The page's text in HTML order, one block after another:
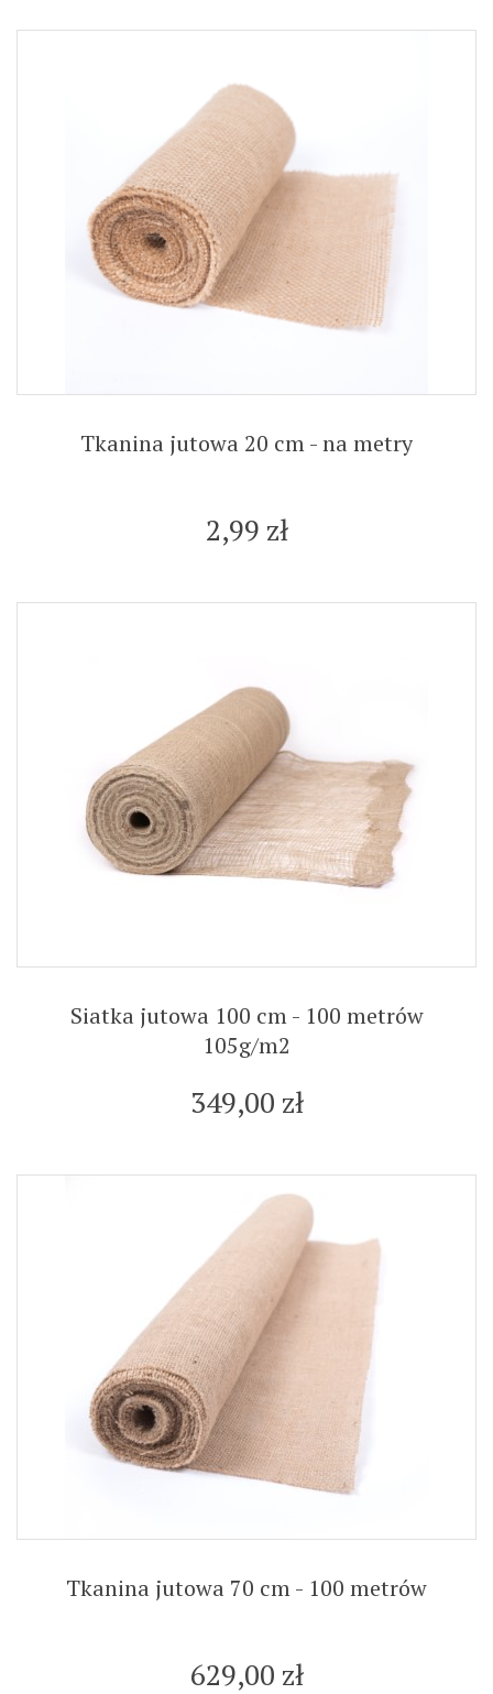
Tkanina jutowa 20 cm - na metry
2,99 zł
Siatka jutowa 100 cm - 100 metrów
105g/m2
349,00 zł
Tkanina jutowa 70 cm - 100 metrów
629,00 zł